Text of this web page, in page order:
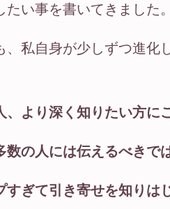
たい事を書いてきました。
、私自身が少しずつ進化
、より深く知りたい方に
数の人には伝えるべきで
すぎて引き寄せを知りは